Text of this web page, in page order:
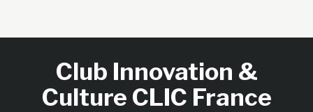
Club Innovation &
Culture CLIC France